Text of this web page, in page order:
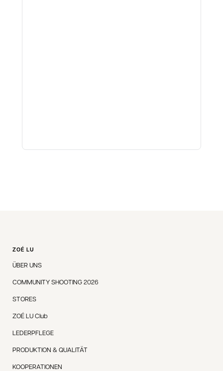
ZOÉ LU
ÜBER UNS
COMMUNITY SHOOTING 2026
STORES
ZOÉ LU Club
LEDERPFLEGE
PRODUKTION & QUALITÄT
KOOPERATIONEN